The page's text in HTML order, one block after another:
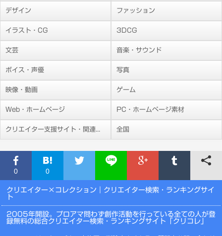
デザイン ファッション
イラスト・CG 3DCG
文芸 音楽・サウンド
ボイス・声優 写真
映像・動画 ゲーム
Web・ホームページ PC・ホームページ素材
クリエイター支援サイト・関連施設 全国
0 0
クリエイター×コレクション ｜クリエイター検索・ランキングサイ
ト
2005年開設。プロアマ問わず創作活動を行っている全ての人が登
録無料の総合クリエイター検索・ランキングサイト「クリコレ」